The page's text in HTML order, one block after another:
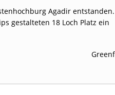
Agadir entstanden.
gestalteten 18 Loch Platz ein